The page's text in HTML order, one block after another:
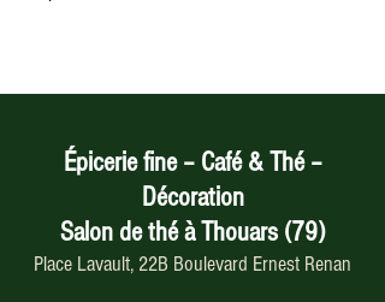
Épicerie fine – Café & Thé –
Décoration
Salon de thé à Thouars (79)
Place Lavault, 22B Boulevard Ernest Renan